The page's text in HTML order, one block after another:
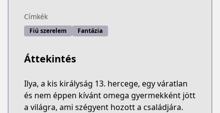
Címkék
Fiú szerelem Fantázia
Áttekintés
Ilya, a kis királyság 13. hercege, egy váratlan
és nem éppen kívánt omega gyermekként jött
a világra, ami szégyent hozott a családjára.